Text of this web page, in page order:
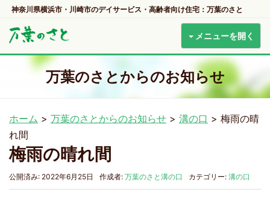
神奈川県横浜市・川崎市のデイサービス・高齢者向け住宅：万葉のさと
メニューを開く
万葉のさとからのお知らせ
ホーム > 万葉のさとからのお知らせ > 溝の口 > 梅雨の晴
れ間
梅雨の晴れ間
公開済み: 2022年6月25日 作成者: 万葉のさと溝の口 カテゴリー: 溝の口